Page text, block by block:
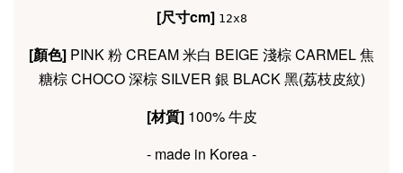
[尺寸cm] 12x8
[顏色] PINK 粉CREAM 米白 BEIGE 淺棕CARMEL 焦
糖棕CHOCO 深棕SILVER 銀 BLACK 黑(荔枝皮紋)
[材質] 100% 牛皮
- made in Korea -